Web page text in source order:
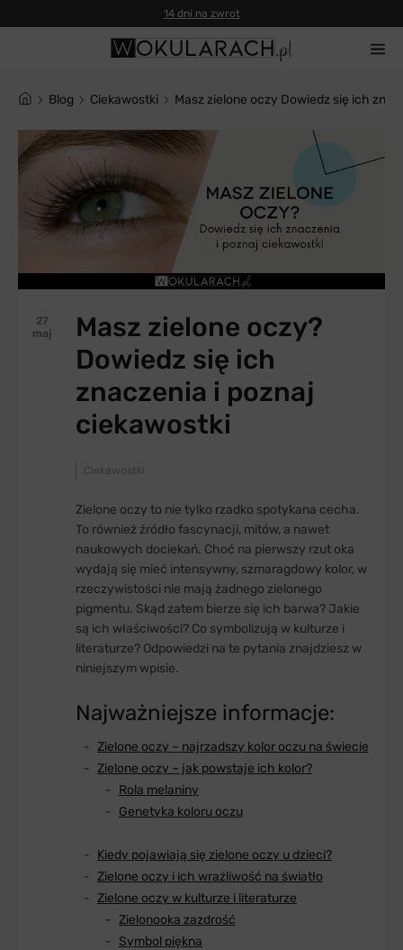
14 dni na zwrot
blog Ciekawostki Masz zielone oczy Dowiedz się ich
Masz zielone oczy?
Dowiedz się ich
znaczenia i poznaj
ciekawostki
27
maj
Ciekawostki
Zielone oczy to nie tylko rzadko spotykana cecha.
To również źródło fascynacji, mitów, a nawet
naukowych dociekań. Choć na pierwszy rzut oka
wydają się mieć intensywny, szmaragdowy kolor, w
rzeczywistości nie mają żadnego zielonego
pigmentu. Skąd zatem bierze się ich barwa? Jakie
są ich właściwości? Co symbolizują w kulturze i
literaturze? Odpowiedzi na te pytania znajdziesz w
niniejszym wpisie.
Najważniejsze informacje:
Zielone oczy – najrzadszy kolor oczu na świecie
Zielone oczy – jak powstaje ich kolor?
Rola melaniny
Genetyka koloru oczu
Kiedy pojawiają się zielone oczy u dzieci?
Zielone oczy i ich wrażliwość na światło
Zielone oczy w kulturze i literaturze
Zielonooka zazdrość
Symbol piękna